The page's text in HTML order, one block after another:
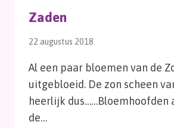
Zaden
22 augustus 2018
Al een paar bloemen van de
uitgebloeid. De zon scheen
heerlijk dus……Bloemhoofden
de…